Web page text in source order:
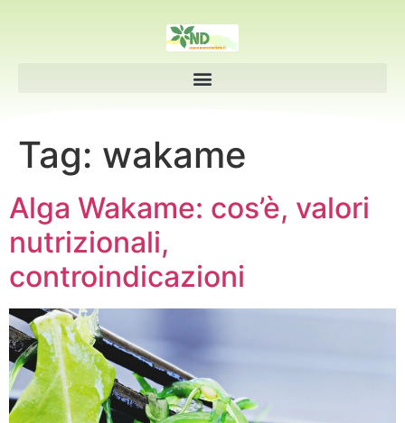
Tag: wakame
Alga Wakame: cos’è, valori
nutrizionali,
controindicazioni